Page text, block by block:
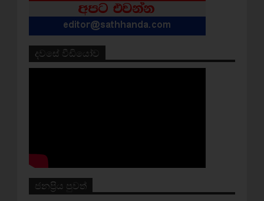
දවසේ වීඩියෝව
ජනප්‍රිය පුවත්